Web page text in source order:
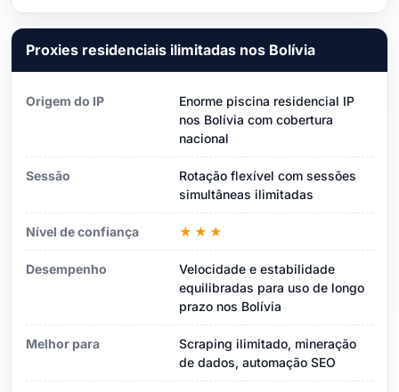
Proxies residenciais ilimitadas nos Bolívia
Origem do IP
Enorme piscina residencial IP
nos Bolívia com cobertura
nacional
Sessão
Rotação flexível com sessões
simultâneas ilimitadas
Nível de confiança ★★★
Desempenho
Velocidade e estabilidade
equilibradas para uso de longo
prazo nos Bolívia
Melhor para
Scraping ilimitado, mineração
de dados, automação SEO